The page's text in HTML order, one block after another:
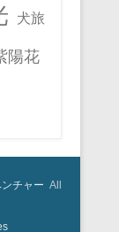
犬旅
陽花
チャー All